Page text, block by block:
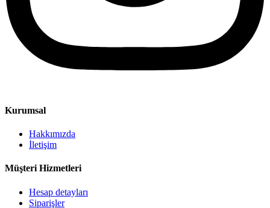
Kurumsal
Hakkımızda
İletişim
Müşteri Hizmetleri
Hesap detayları
Siparişler